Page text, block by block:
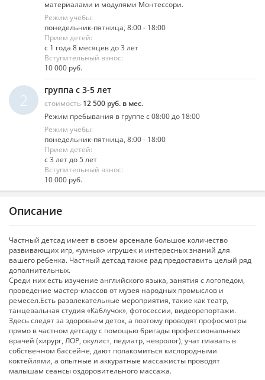
материалами и модулями Монтессори.
Режим учёбы:
понедельник-пятница, 8:00 - 18:00
Прием детей:
с 1 года 8 месяцев до 3 лет
Вступительный взнос:
10 000 руб.
2
группа с 3-5 лет
стоимость 12 500 руб. в мес.
Режим пребывания в группе с 08:00 до 18:00
Режим учёбы:
понедельник-пятница, 8:00 - 18:00
Прием детей:
с 3 лет до 5 лет
Вступительный взнос:
10 000 руб.
Описание
Частный детсад имеет в своем арсенале большое количество
развивающих игр, «умных» игрушек и интересных знаний для
вашего ребенка. Частный детсад также рад предоставить целый ряд
дополнительных.
Среди них есть изучение английского языка, занятия с логопедом,
проведение мастер-классов от музея народных промыслов и
ремесел.Есть развлекательные мероприятия, такие как театр,
танцевальная студия «Каблучок», фотосессии, видеорепортажи.
Здесь следят за здоровьем деток, а поэтому проводят профосмотры
прямо в частном детсаду с помощью бригады профессиональных
врачей (хирург, ЛОР, окулист, педиатр, невролог), учат плавать в
собственном бассейне, дают полакомиться кислородными
коктейлями, а опытные и аккуратные массажисты проводят
малышам сеансы оздоровительного массажа.